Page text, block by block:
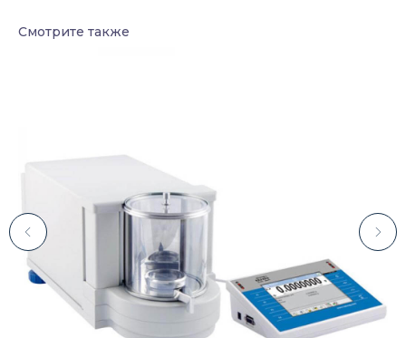
Смотрите также
Лабораторное оборудование
Склады-контейнеры
Лабораторная мебель
Шкафы для ЛВЖ
Измерительные приборы